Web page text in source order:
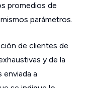
promedios de
parámetros.
de clientes de
y de la
a